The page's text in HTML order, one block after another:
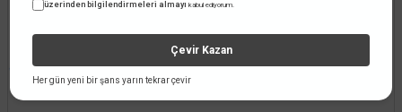
üzerinden bilgilendirmeleri almayı kabul ediyorum.
Çevir Kazan
Her gün yeni bir şans yarın tekrar çevir